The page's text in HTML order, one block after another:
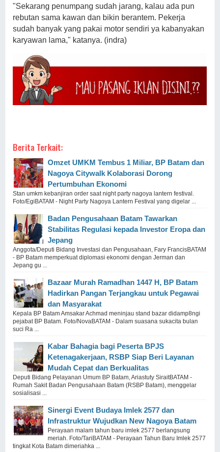
"Sekarang penumpang sudah jarang, kalau ada pun
rebutan sama kawan dan bikin berantem. Pekerja
sudah banyak yang pakai motor sendiri ya kabanyakan
karyawan lama," katanya. (indra)
Berita Terkait:
Omzet UMKM Tembus 1 Miliar, BP Batam dan
Nagoya Citywalk Kolaborasi Dorong
Pertumbuhan Ekonomi
Stan umkm kebanjiran order saat night party nagoya lantern festival.
Foto/EgiBATAM - Night Party Nagoya Lantern Festival yang digelar ...
Badan Pengusahaan Batam Tawarkan
Stabilitas Regulasi kepada Investor Eropa dan
Jepang
Anggota/Deputi Bidang Investasi dan Pengusahaan, Fary FrancisBATAM
- BP Batam memperkuat diplomasi ekonomi dengan Jerman dan
Jepang gu ...
Bazaar Murah Ramadhan 1447 H, BP Batam
Hadirkan Pangan Terjangkau untuk Pegawai
dan Masyarakat
Kepala BP Batam Amsakar Achmad meninjau stand bazar didamp8ngi
pejabat BP Batam. Foto/NovaBATAM - Dalam suasana sukacita bulan
suci Ra ...
Kabar Bahagia bagi Peserta BPJS
Ketenagakerjaan, RSBP Siap Beri Layanan
Mudah Cepat dan Berkualitas
Deputi Bidang Pelayanan Umum BP Batam, Ariastuty SiraitBATAM -
Rumah Sakit Badan Pengusahaan Batam (RSBP Batam), menggelar
sosialisasi ...
Sinergi Event Budaya Imlek 2577 dan
Infrastruktur Wujudkan New Nagoya Batam
Perayaan malam tahun baru imlek 2577 berlangsung
meriah. Foto/TariBATAM - Perayaan Tahun Baru Imlek 2577
tingkat Kota Batam dimeriahka ...